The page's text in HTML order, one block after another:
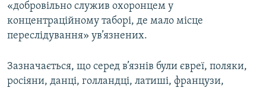
«добровільно служив охоронцем у
концентраційному таборі, де мало місце
переслідування» ув’язнених.
Зазначається, що серед в’язнів були євреї, поляки,
росіяни, данці, голландці, латиші, французи,